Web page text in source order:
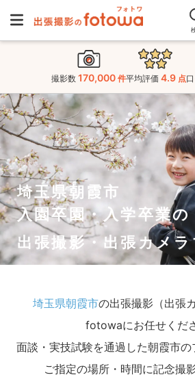
撮影数 170,000 件平均評価 4.9 点口
埼玉県朝霞市
入園卒園・入学卒業の
出張撮影・出張カメラ
埼玉県朝霞市の出張撮影（出張
fotowaにお任せくだ
面談・実技試験を通過した朝霞市の
ご指定の場所・時間に記念撮